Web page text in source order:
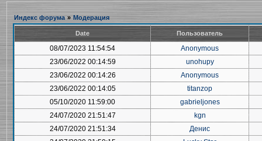
Индекс форума » Модерация
Date Пользователь
08/07/2023 11:54:54
Anonymous
23/06/2022 00:14:59
unohupy
23/06/2022 00:14:26
Anonymous
23/06/2022 00:14:05
titanzop
05/10/2020 11:59:00
gabrieljones
24/07/2020 21:51:47
kgn
24/07/2020 21:51:34
Денис